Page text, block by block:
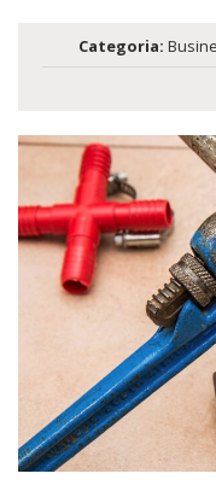
Categoria: